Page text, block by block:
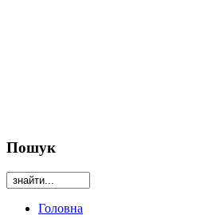
Пошук
Головна